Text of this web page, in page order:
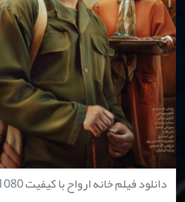
دانلود فیلم خانه ارواح با کیفیت 1080